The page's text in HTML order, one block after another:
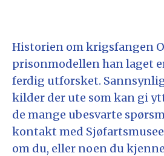
Historien om krigsfangen
prisonmodellen han laget
ferdig utforsket.
kilder der ute som kan gi
de mange ubesvarte
kontakt med
om du, eller noen du